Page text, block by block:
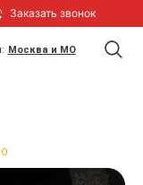
Заказать звонок
Москва и МО